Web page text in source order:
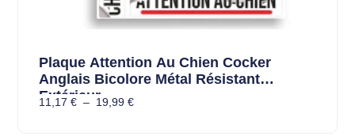
Plaque Attention Au Chien Cocker
Anglais Bicolore Métal Résistant
Extérieur
11,17 € – 19,99 €